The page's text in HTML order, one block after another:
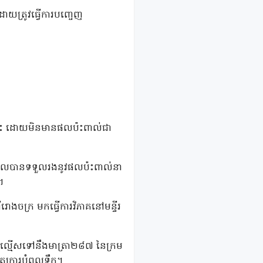
យត្រូវធ្វើការបញ្ចេញ
េះ ដោយមិនមានផលប៉ះពាល់ជា
បានទទួលរងនូវផលប៉ះពាល់នា
ក្រ មកធ្វើការវិភាគនៅមន្ទីរ
មើសទៅនឹងមាត្រា២៨៧ នៃក្រម